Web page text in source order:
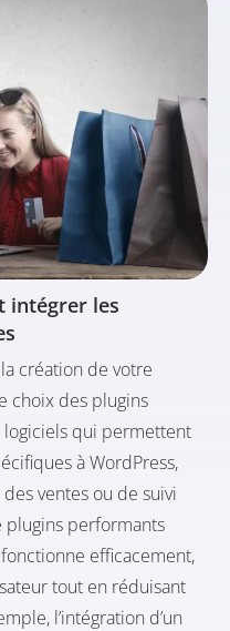
intégrer les
création de votre
choix des plugins
qui permettent
à WordPress,
ventes ou de suivi
plugins performants
efficacement,
tout en réduisant
l’intégration d’un